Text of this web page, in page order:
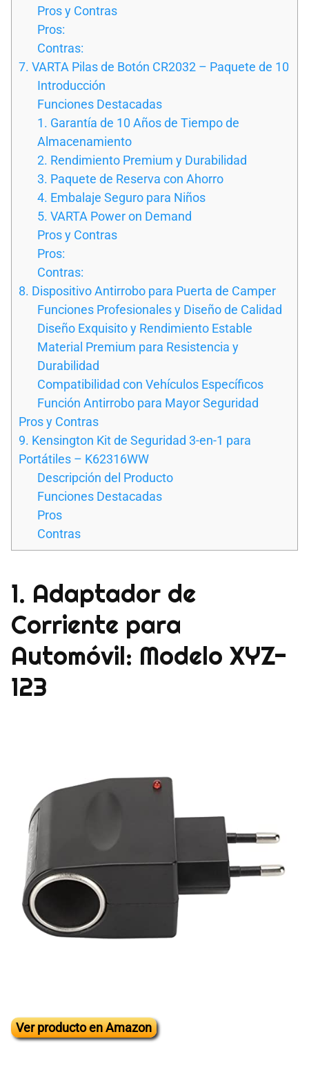
Pros y Contras
Pros:
Contras:
7. VARTA Pilas de Botón CR2032 – Paquete de 10
Introducción
Funciones Destacadas
1. Garantía de 10 Años de Tiempo de
Almacenamiento
2. Rendimiento Premium y Durabilidad
3. Paquete de Reserva con Ahorro
4. Embalaje Seguro para Niños
5. VARTA Power on Demand
Pros y Contras
Pros:
Contras:
8. Dispositivo Antirrobo para Puerta de Camper
Funciones Profesionales y Diseño de Calidad
Diseño Exquisito y Rendimiento Estable
Material Premium para Resistencia y
Durabilidad
Compatibilidad con Vehículos Específicos
Función Antirrobo para Mayor Seguridad
Pros y Contras
9. Kensington Kit de Seguridad 3-en-1 para
Portátiles – K62316WW
Descripción del Producto
Funciones Destacadas
Pros
Contras
1. Adaptador de
Corriente para
Automóvil: Modelo XYZ-
123
Ver producto en Amazon